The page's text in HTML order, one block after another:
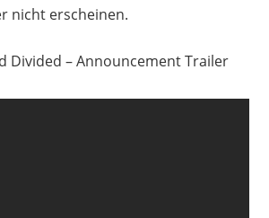
nicht erscheinen.
Divided – Announcement Trailer